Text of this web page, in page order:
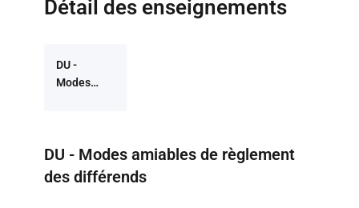
Détail des enseignements
DU -
Modes
des
différends
Retour à la liste des programmes
DU - Modes amiables de règlement
des différends